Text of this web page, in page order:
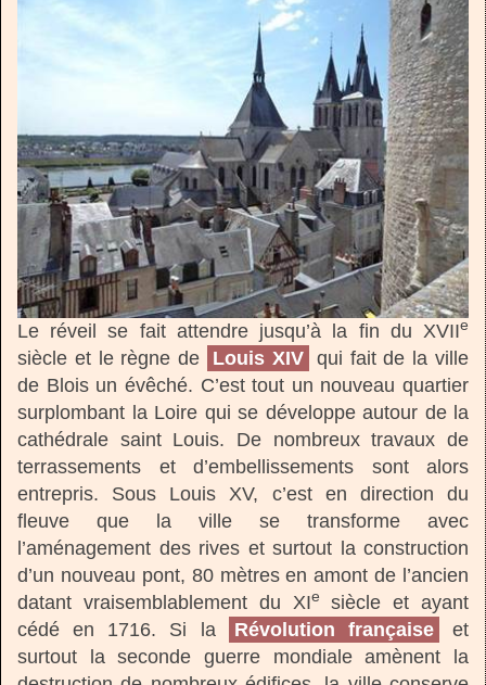
Le réveil se fait attendre jusqu’à la fin du XVIIe
siècle et le règne de Louis XIV
qui fait de la ville
de Blois un évêché. C’est tout un nouveau quartier
surplombant la Loire qui se développe autour de la
cathédrale saint Louis. De nombreux travaux de
terrassements et d’embellissements sont alors
entrepris. Sous Louis XV, c’est en direction du
fleuve que la ville se transforme avec
l’aménagement des rives et surtout la construction
d’un nouveau pont, 80 mètres en amont de l’ancien
datant vraisemblablement du XIe
siècle et ayant
cédé en 1716. Si la
Révolution française
et
surtout la seconde guerre mondiale amènent la